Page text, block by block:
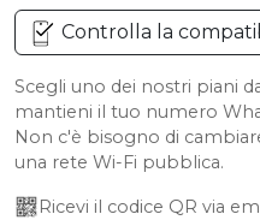
Controlla la
Scegli uno dei nostri piani
mantieni il tuo numero
Non c'è bisogno di
una rete Wi-Fi pubblica.
Ricevi il codice QR via